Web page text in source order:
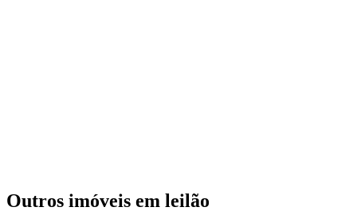
Outros imóveis em leilão